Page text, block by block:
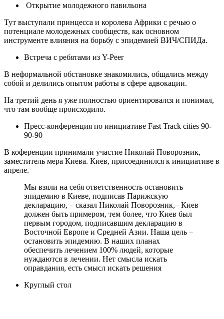
Открытие молодежного павильона
Тут выступали принцесса и королева Африки с речью о
потенциале молодежных сообществ, как основном
инструменте влияния на борьбу с эпидемией ВИЧ/СПИДа.
Встреча с ребятами из Y-Peer
В неформальной обстановке знакомились, общались между
собой и делились опытом работы в сфере адвокации.
На третий день я уже полностью ориентировался и понимал,
что там вообще происходило.
Пресс-конференция по инициативе Fast Track cities 90-
90-90
В коференции принимали участие Николай Поворозник,
заместитель мера Киева. Киев, присоединился к инициативе в
апреле.
Мы взяли на себя ответственность остановить
эпидемию в Киеве, подписав Парижскую
декларацию, – сказал Николай Поворозник,– Киев
должен быть примером, тем более, что Киев был
первым городом, подписавшим декларацию в
Восточной Европе и Средней Азии. Наша цель –
остановить эпидемию. В наших планах
обеспечить лечением 100% людей, которые
нуждаются в лечении. Нет смысла искать
оправдания, есть смысл искать решения
Круглый стол